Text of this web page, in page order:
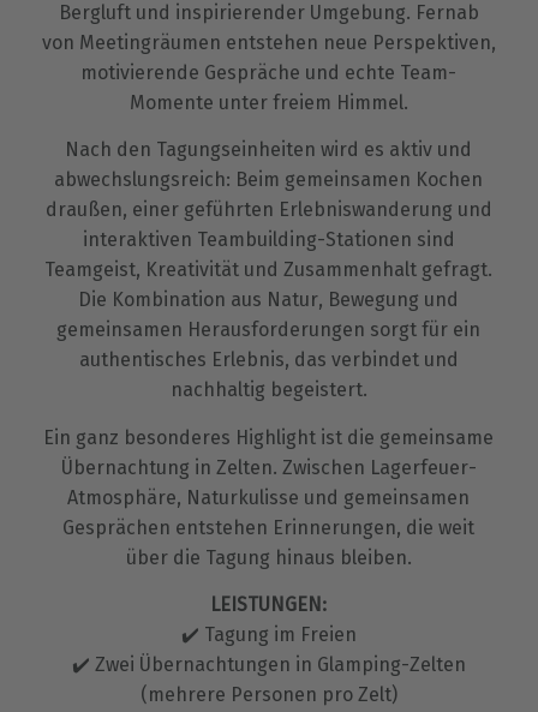
Bergluft und inspirierender Umgebung. Fernab
von Meetingräumen entstehen neue Perspektiven,
motivierende Gespräche und echte Team-
Momente unter freiem Himmel.
Nach den Tagungseinheiten wird es aktiv und
abwechslungsreich: Beim gemeinsamen Kochen
draußen, einer geführten Erlebniswanderung und
interaktiven Teambuilding-Stationen sind
Teamgeist, Kreativität und Zusammenhalt gefragt.
Die Kombination aus Natur, Bewegung und
gemeinsamen Herausforderungen sorgt für ein
authentisches Erlebnis, das verbindet und
nachhaltig begeistert.
Ein ganz besonderes Highlight ist die gemeinsame
Übernachtung in Zelten. Zwischen Lagerfeuer-
Atmosphäre, Naturkulisse und gemeinsamen
Gesprächen entstehen Erinnerungen, die weit
über die Tagung hinaus bleiben.
LEISTUNGEN:
✔️ Tagung im Freien
✔️ Zwei Übernachtungen in Glamping-Zelten
(mehrere Personen pro Zelt)